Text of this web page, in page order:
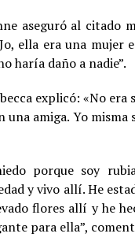
aseguró al citado
ella era una mujer
haría daño a nadie”.
explicó: «No era
una amiga. Yo misma
porque soy
y vivo allí. He
flores allí y he
para ella”,